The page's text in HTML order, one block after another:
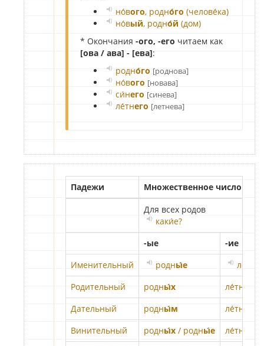
но́вого, родно́го (челове́ка)
но́вый, родно́й (дом)
* Окончания -ого, -его читаем как
[ова / ава] - [ева]:
родно́го [роднова]
но́вого [новава]
си́него [синева]
ле́тнего [летнева]
Падежи
Множественное число
Для всех родов
каки́е?
-ые
-ие
Именительный
родны́е ле́тн
Родительный
родны́х ле́тн
Дательный
родны́м ле́тн
им
Винительный
родны́х / родны́е ле́тн
/